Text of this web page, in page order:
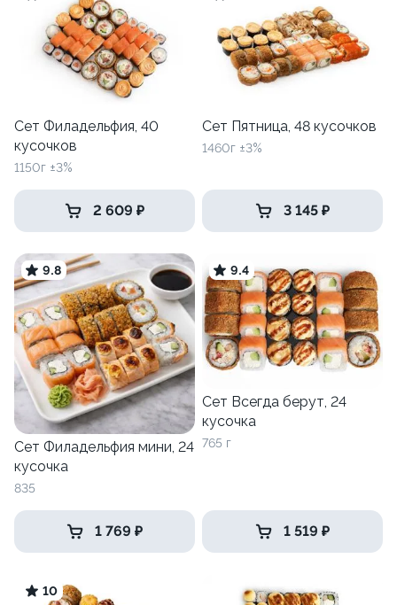
Сет Филадельфия, 40
кусочков
1150г ±3%
2 609 ₽
Сет Пятница, 48 кусочков
1460г ±3%
3 145 ₽
9.8
Сет Филадельфия мини, 24
кусочка
835
1 769 ₽
9.4
Сет Всегда берут, 24
кусочка
765 г
1 519 ₽
10